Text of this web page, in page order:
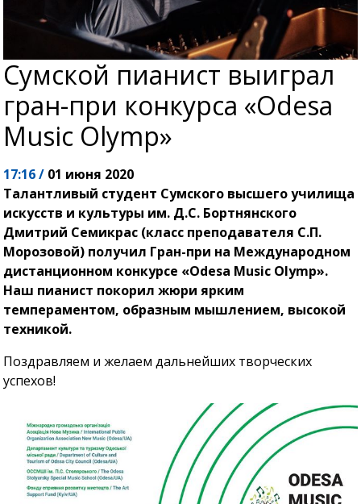
Сумской пианист выиграл
гран-при конкурса «Odesa
Music Olymp»
17:16 / 01 июня 2020
Талантливый студент Сумского высшего училища
искусств и культуры им. Д.С. Бортнянского
Дмитрий Семикрас (класс преподавателя С.П.
Морозовой) получил Гран-при на Международном
дистанционном конкурсе «Odesa Music Olymp».
Наш пианист покорил жюри ярким
темпераментом, образным мышлением, высокой
техникой.
Поздравляем и желаем дальнейших творческих
успехов!